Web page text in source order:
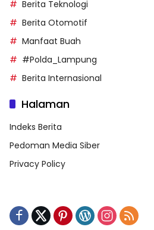
Berita Teknologi
Berita Otomotif
Manfaat Buah
#Polda_Lampung
Berita Internasional
Halaman
Indeks Berita
Pedoman Media Siber
Privacy Policy